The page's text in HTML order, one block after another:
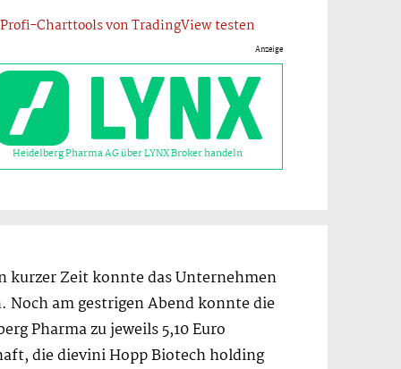
Profi-Charttools von TradingView testen
Anzeige
Heidelberg Pharma AG über LYNX Broker handeln
kurzer Zeit konnte das Unternehmen
am gestrigen Abend konnte die
Pharma zu jeweils 5,10 Euro
die dievini Hopp Biotech holding